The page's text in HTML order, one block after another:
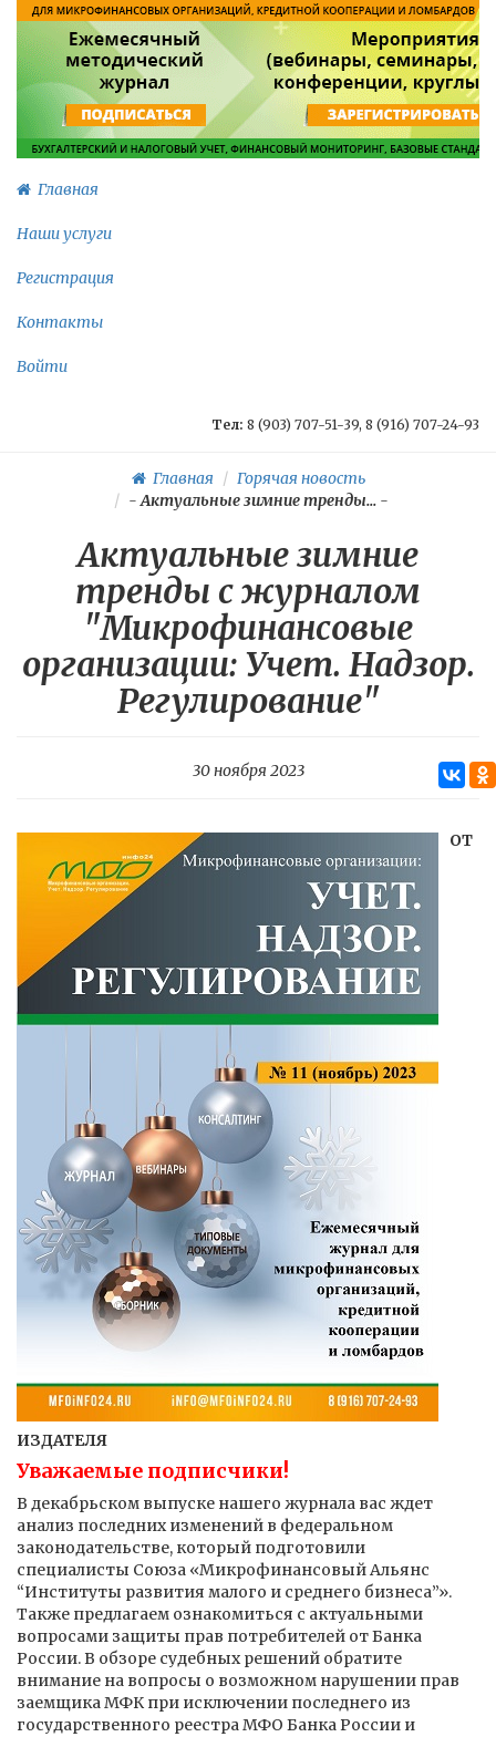
Главная
Наши услуги
Регистрация
Контакты
Войти
Тел: 8 (903) 707-51-39, 8 (916) 707-24-93
Главная
Горячая новость
-Актуальные зимние тренды...-
Актуальные зимние
тренды с журналом
"Микрофинансовые
организации: Учет. Надзор.
Регулирование"
30 ноября 2023
ОТ
ИЗДАТЕЛЯ
Уважаемые подписчики!
В декабрьском выпуске нашего журнала вас ждет
анализ последних изменений в федеральном
законодательстве, который подготовили
специалисты Союза «Микрофинансовый Альянс
“Институты развития малого и среднего бизнеса”».
Также предлагаем ознакомиться с актуальными
вопросами защиты прав потребителей от Банка
России. В обзоре судебных решений обратите
внимание на вопросы о возможном нарушении прав
заемщика МФК при исключении последнего из
государственного реестра МФО Банка России и